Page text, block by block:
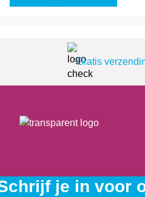
Gratis
je in voor